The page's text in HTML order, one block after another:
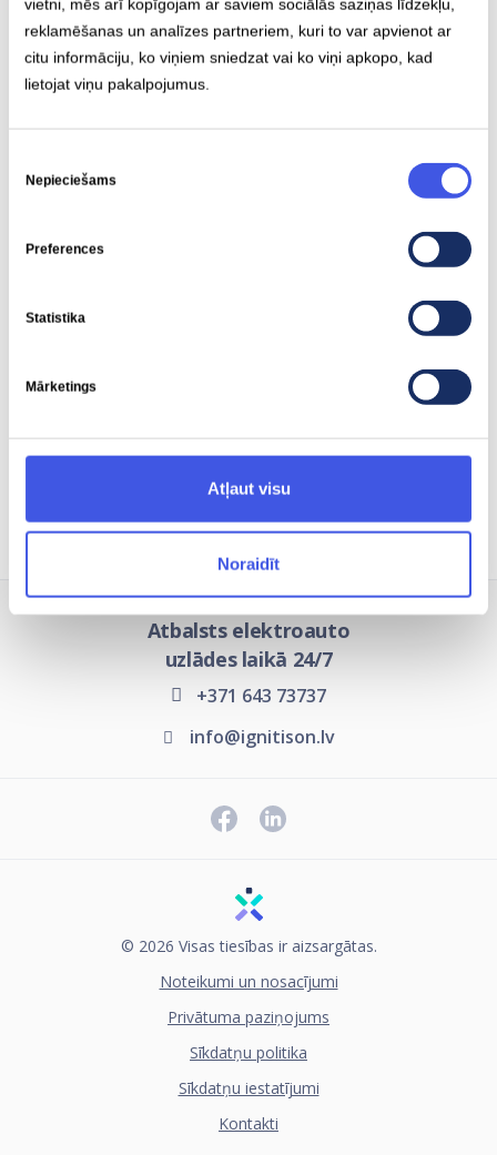
vietni, mēs arī kopīgojam ar saviem sociālās saziņas līdzekļu,
reklamēšanas un analīzes partneriem, kuri to var apvienot ar
citu informāciju, ko viņiem sniedzat vai ko viņi apkopo, kad
lietojat viņu pakalpojumus.
izvēle
Nepieciešams
Preferences
Statistika
Mārketings
Atļaut visu
Noraidīt
Lēnā uzlāde (AC)
Type-2
11kW
Ātrā uzlāde (DC)
CCS
Piedziņas jauda Piedziņas griezes moments
Tiek atbalstīta
Atbalsts elektroauto
uzlādes laikā 24/7
+371 643 73737
info@ignitison.lv
© 2026 Visas tiesības ir aizsargātas.
Noteikumi un nosacījumi
Privātuma paziņojums
Sīkdatņu politika
Sīkdatņu iestatījumi
Kontakti